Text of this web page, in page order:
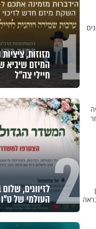
1 מזוזות,
המיזם שיביא
חיילי צה"ל
2 לזיווגים,
העולמי של